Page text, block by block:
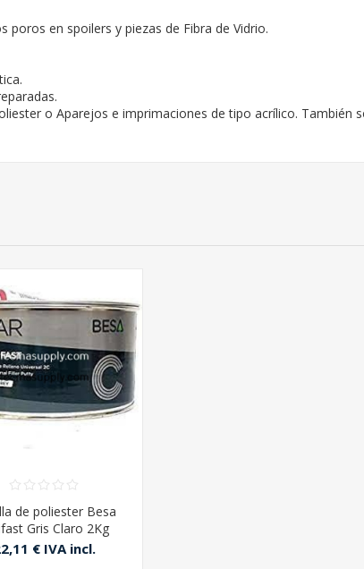
poros en spoilers y piezas de Fibra de Vidrio.
o Aparejos e imprimaciones de tipo acrílico.
de poliester Besa
Gris Claro 2Kg
€ IVA incl.